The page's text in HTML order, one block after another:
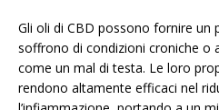
Gli oli di CBD possono fornire un
soffrono di condizioni croniche o
come un mal di testa. Le loro
rendono altamente efficaci nel